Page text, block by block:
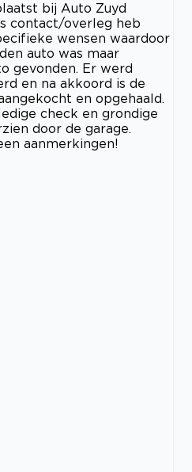
bij Auto Zuyd
contact/overleg heb
wensen waardoor
auto was maar
gevonden. Er werd
en na akkoord is de
en opgehaald.
check en grondige
door de garage.
aanmerkingen!